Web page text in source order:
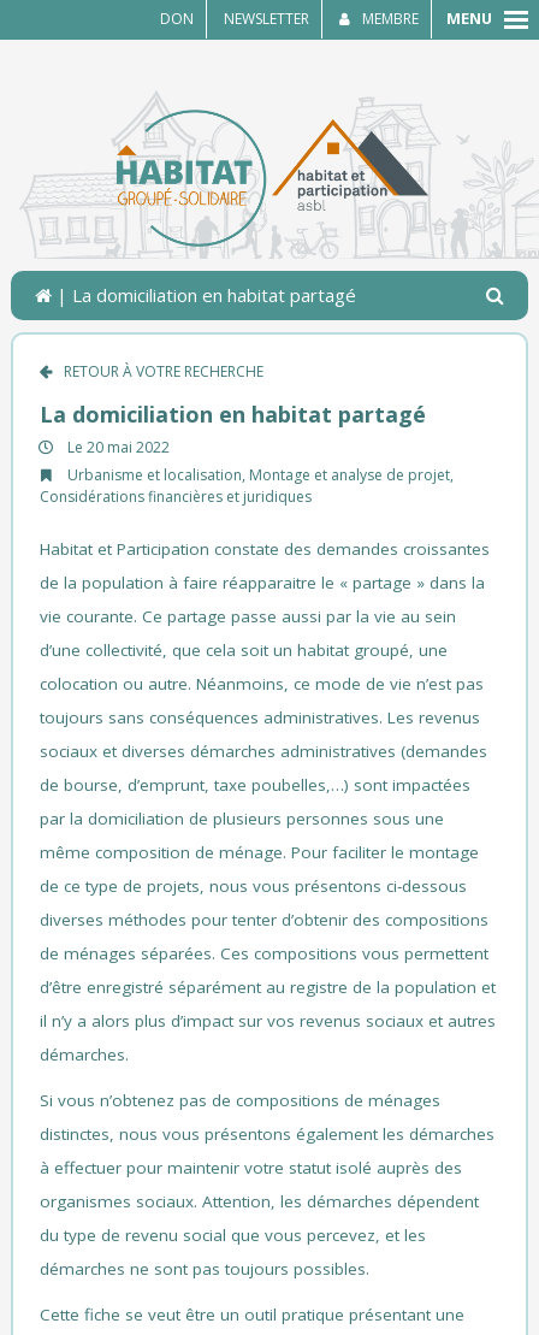
DON NEWSLETTER MEMBRE MENU
| La domiciliation en habitat partagé
RETOUR À VOTRE RECHERCHE
La domiciliation en habitat partagé
Le 20 mai 2022
Urbanisme et localisation, Montage et analyse de projet,
Considérations financières et juridiques
Habitat et Participation constate des demandes croissantes
de la population à faire réapparaitre le « partage » dans la
vie courante. Ce partage passe aussi par la vie au sein
d’une collectivité, que cela soit un habitat groupé, une
colocation ou autre. Néanmoins, ce mode de vie n’est pas
toujours sans conséquences administratives. Les revenus
sociaux et diverses démarches administratives (demandes
de bourse, d’emprunt, taxe poubelles,…) sont impactées
par la domiciliation de plusieurs personnes sous une
même composition de ménage. Pour faciliter le montage
de ce type de projets, nous vous présentons ci-dessous
diverses méthodes pour tenter d’obtenir des compositions
de ménages séparées. Ces compositions vous permettent
d’être enregistré séparément au registre de la population et
il n’y a alors plus d’impact sur vos revenus sociaux et autres
démarches.
Si vous n’obtenez pas de compositions de ménages
distinctes, nous vous présentons également les démarches
à effectuer pour maintenir votre statut isolé auprès des
organismes sociaux. Attention, les démarches dépendent
du type de revenu social que vous percevez, et les
démarches ne sont pas toujours possibles.
Cette fiche se veut être un outil pratique présentant une